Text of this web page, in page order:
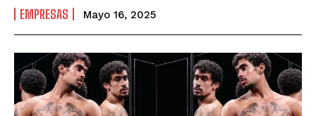
EMPRESAS Mayo 16, 2025